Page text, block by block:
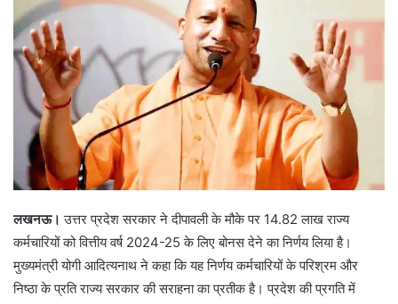
लखनऊ। उत्तर प्रदेश सरकार ने दीपावली के मौके पर 14.82 लाख राज्य
कर्मचारियों को वित्तीय वर्ष 2024-25 के लिए बोनस देने का निर्णय लिया है।
मुख्यमंत्री योगी आदित्यनाथ ने कहा कि यह निर्णय कर्मचारियों के परिश्रम और
निष्ठा के प्रति राज्य सरकार की सराहना का प्रतीक है। प्रदेश की प्रगति में